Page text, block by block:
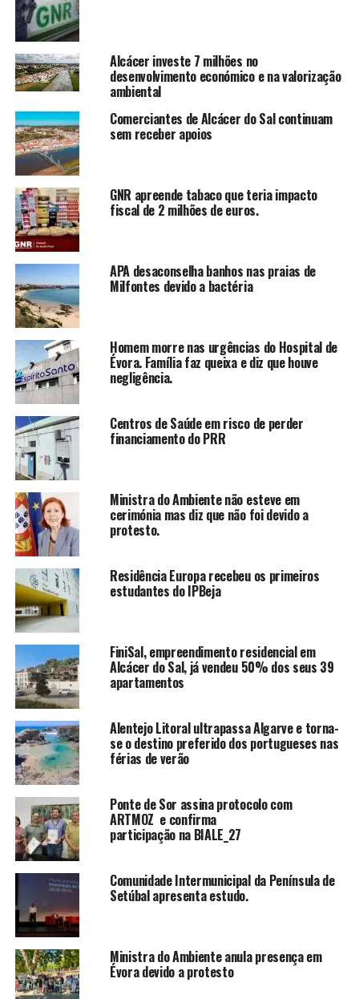
Alcácer investe 7 milhões no
desenvolvimento económico e na valorização
ambiental
Comerciantes de Alcácer do Sal continuam
sem receber apoios
GNR apreende tabaco que teria impacto
fiscal de 2 milhões de euros.
APA desaconselha banhos nas praias de
Milfontes devido a bactéria
Homem morre nas urgências do Hospital de
Évora. Família faz queixa e diz que houve
negligência.
Centros de Saúde em risco de perder
financiamento do PRR
Ministra do Ambiente não esteve em
cerimónia mas diz que não foi devido a
protesto.
Residência Europa recebeu os primeiros
estudantes do IPBeja
FiniSal, empreendimento residencial em
Alcácer do Sal, já vendeu 50% dos seus 39
apartamentos
Alentejo Litoral ultrapassa Algarve e torna-
se o destino preferido dos portugueses nas
férias de verão
Ponte de Sor assina protocolo com
ARTMOZ e confirma
participação na BIALE_27
Comunidade Intermunicipal da Península de
Setúbal apresenta estudo.
Ministra do Ambiente anula presença em
Évora devido a protesto